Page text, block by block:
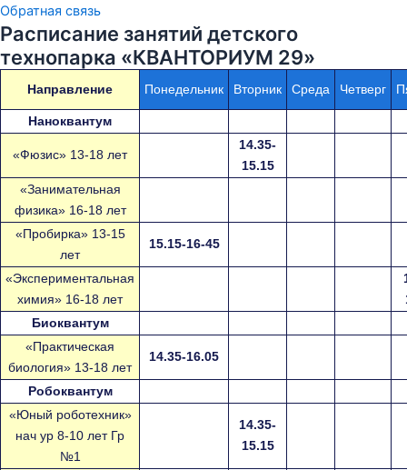
Обратная связь
Расписание занятий детского
технопарка «КВАНТОРИУМ 29»
Направление Понедельник Вторник Среда Четверг
Наноквантум
«Фюзис» 13-18 лет
14.35-
15.15
«Занимательная
физика» 16-18 лет
«Пробирка» 13-15
лет
15.15-16-45
«Экспериментальная
химия» 16-18 лет
Биоквантум
«Практическая
биология» 13-18 лет
14.35-16.05
Робоквантум
«Юный роботехник»
нач ур 8-10 лет Гр
№1
14.35-
15.15